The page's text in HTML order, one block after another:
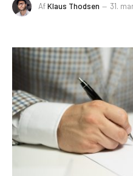
AfKlaus Thodsen 31.